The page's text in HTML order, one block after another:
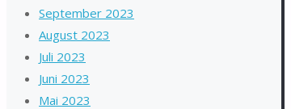
September 2023
August 2023
Juli 2023
Juni 2023
Mai 2023